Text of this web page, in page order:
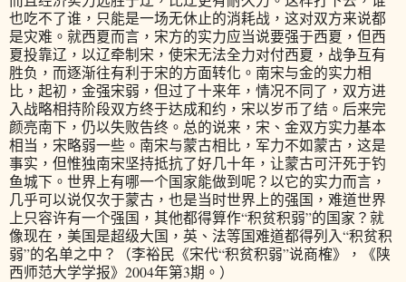
也吃不了谁，只能是一场无休止的消耗战，这对双方来说都
是灾难。就西夏而言，宋方的实力应当说要强于西夏，但西
夏投靠辽，以辽牵制宋，使宋无法全力对付西夏，战争互有
胜负，而逐渐往有利于宋的方面转化。南宋与金的实力相
比，起初，金强宋弱，但过了十来年，情况不同了，双方进
入战略相持阶段双方终于达成和约，宋以岁币了结。后来完
颜亮南下，仍以失败告终。总的说来，宋、金双方实力基本
相当，宋略弱一些。南宋与蒙古相比，军力不如蒙古，这是
事实，但惟独南宋坚持抵抗了好几十年，让蒙古可汗死于钓
鱼城下。世界上有哪一个国家能做到呢？以它的实力而言，
几乎可以说仅次于蒙古，也是当时世界上的强国，难道世界
上只容许有一个强国，其他都得算作“积贫积弱”的国家？就
像现在，美国是超级大国，英、法等国难道都得列入“积贫积
弱”的名单之中？（李裕民《宋代“积贫积弱”说商榷》，《陕
西师范大学学报》2004年第3期。）